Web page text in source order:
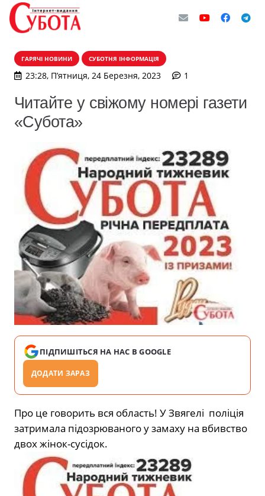
ГАРЯЧІ НОВИНИ СУБОТНЯ ІНФОРМАЦІЯ
23:28, П’ятниця, 24 Березня, 2023 1
Читайте у свіжому номері газети
«Субота»
ПІДПИШІТЬСЯ НА НАС В GOOGLE
ДОДАТИ ЗАРАЗ
Про це говорить вся область! У Звягелі поліція
затримала підозрюваного у замаху на вбивство
двох жінок-сусідок.